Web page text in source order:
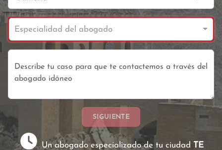
Especialidad del abogado
SIGUIENTE
Un abogado especializado de tu ciudad TE